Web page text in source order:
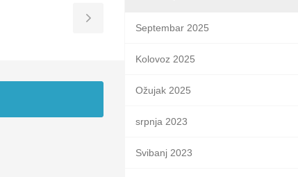
Toggle
Sidebar
Septembar 2025
Kolovoz 2025
Ožujak 2025
srpnja 2023
Svibanj 2023